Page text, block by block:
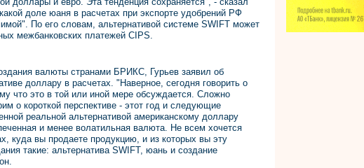
доле юаня в расчетах при экспорте удобрений РФ
По его словам, альтернативой системе SWIFT может
межбанковских платежей CIPS.
валюты странами БРИКС, Гурьев заявил об
доллару в расчетах. "Наверное, сегодня говорить о
что это в той или иной мере обсуждается. Сложно
о короткой перспективе - этот год и следующие
реальной альтернативой американскому доллару
и менее волатильная валюта. Не всем хочется
куда вы продаете продукцию, и из которых вы эту
такие: альтернатива SWIFT, юань и создание